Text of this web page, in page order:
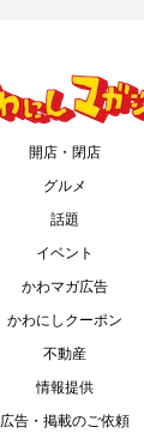
開店・閉店
グルメ
話題
イベント
かわマガ広告
かわにしクーポン
不動産
情報提供
広告・掲載のご依頼